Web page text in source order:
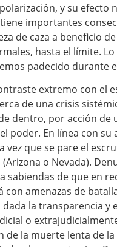
y su
importantes
de caza a beneficio
hasta el límite.
padecido durante
extremo con el
de una crisis
dentro, por acción
poder. En línea con
vez que se pare el
o Nevada).
sabiendas de que en
con amenazas de
dada la transparencia
o
de la muerte lenta de